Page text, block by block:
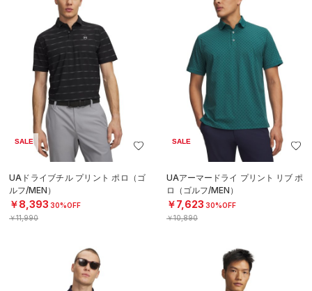
SALE
UAドライブチル プリント ポロ（ゴ
ルフ/MEN）
￥8,393 30%OFF
￥11,990
SALE
UAアーマードライ プリント リブ ポ
ロ（ゴルフ/MEN）
￥7,623 30%OFF
￥10,890